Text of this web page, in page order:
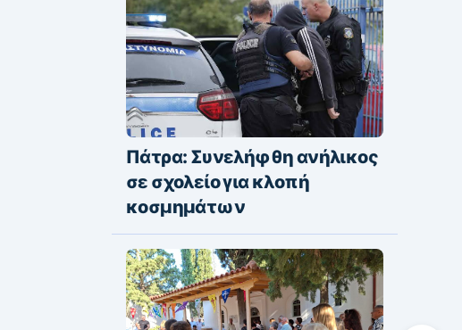
Πάτρα: Συνελήφθη ανήλικος
σε σχολείο για κλοπή
κοσμημάτων